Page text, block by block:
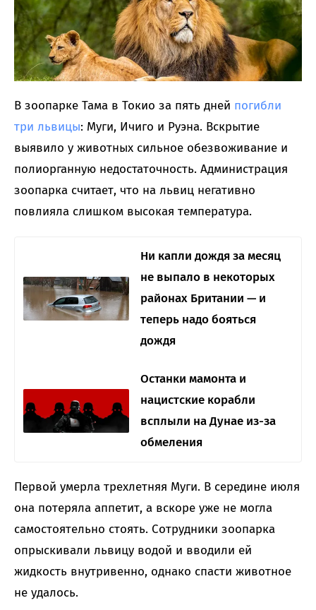
В зоопарке Тама в Токио за пять дней погибли
три львицы: Муги, Ичиго и Руэна. Вскрытие
выявило у животных сильное обезвоживание и
полиорганную недостаточность. Администрация
зоопарка считает, что на львиц негативно
повлияла слишком высокая температура.
Ни капли дождя за месяц
не выпало в некоторых
районах Британии — и
теперь надо бояться
дождя
Останки мамонта и
нацистские корабли
всплыли на Дунае из-за
обмеления
Первой умерла трехлетняя Муги. В середине июля
она потеряла аппетит, а вскоре уже не могла
самостоятельно стоять. Сотрудники зоопарка
опрыскивали львицу водой и вводили ей
жидкость внутривенно, однако спасти животное
не удалось.